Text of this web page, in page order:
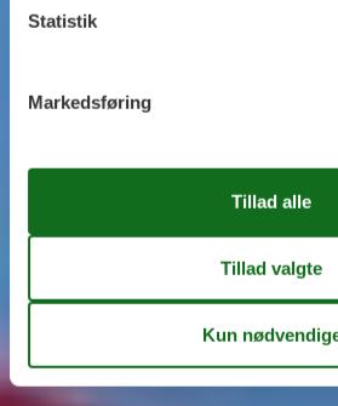
Statistik
Markedsføring